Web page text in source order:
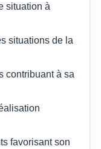
situation à
situations de la
contribuant à sa
favorisant son